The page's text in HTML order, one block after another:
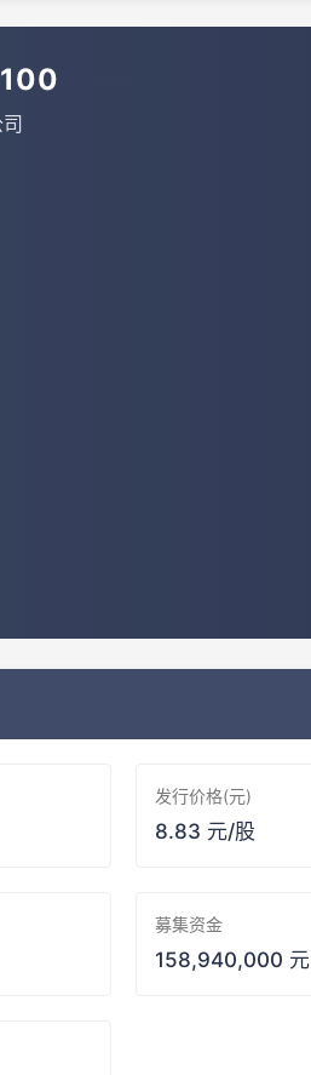
发行价格(元)
8.83 元/股
募集资金
158,940,000 元